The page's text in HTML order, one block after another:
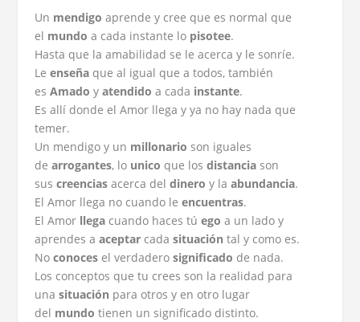
Un mendigo aprende y cree que es normal que
el mundo a cada instante lo pisotee.
Hasta que la amabilidad se le acerca y le sonríe.
Le enseña que al igual que a todos, también
es Amado y atendido a cada instante.
Es allí donde el Amor llega y ya no hay nada que
temer.
Un mendigo y un millonario son iguales
de arrogantes, lo unico que los distancia son
sus creencias acerca del dinero y la abundancia.
El Amor llega no cuando le encuentras.
El Amor llega cuando haces tú ego a un lado y
aprendes a aceptar cada situación tal y como es.
No conoces el verdadero significado de nada.
Los conceptos que tu crees son la realidad para
una situación para otros y en otro lugar
del mundo tienen un significado distinto.